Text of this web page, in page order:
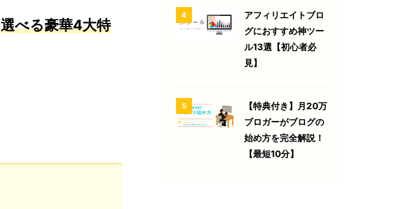
選べる豪華4大特
4
アフィリエイトブロ
グにおすすめ神ツー
ル13選【初心者必
見】
5
【特典付き】月20万
ブロガーがブログの
始め方を完全解説！
【最短10分】